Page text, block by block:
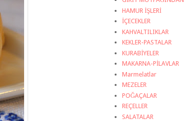
HAMUR İŞLERİ
İÇECEKLER
KAHVALTILIKLAR
KEKLER-PASTALAR
KURABİYELER
MAKARNA-PİLAVLAR
Marmelatlar
MEZELER
POĞAÇALAR
REÇELLER
SALATALAR